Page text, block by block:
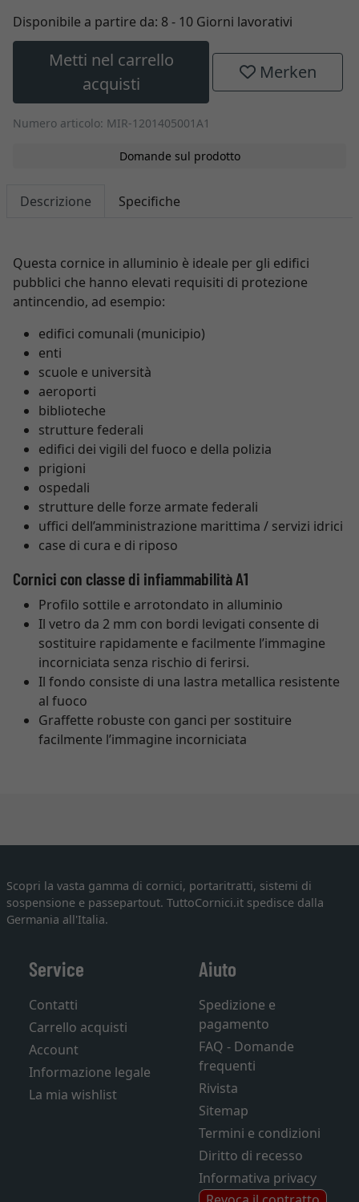
Disponibile a partire da: 8 - 10 Giorni lavorativi
Metti nel carrello
acquisti
Merken
Numero articolo: MIR-1201405001A1
Domande sul prodotto
Descrizione Specifiche
Questa cornice in alluminio è ideale per gli edifici
pubblici che hanno elevati requisiti di protezione
antincendio, ad esempio:
edifici comunali (municipio)
enti
scuole e università
aeroporti
biblioteche
strutture federali
edifici dei vigili del fuoco e della polizia
prigioni
ospedali
strutture delle forze armate federali
uffici dell’amministrazione marittima / servizi idrici
case di cura e di riposo
Cornici con classe di infiammabilità A1
Profilo sottile e arrotondato in alluminio
Il vetro da 2 mm con bordi levigati consente di
sostituire rapidamente e facilmente l’immagine
incorniciata senza rischio di ferirsi.
Il fondo consiste di una lastra metallica resistente
al fuoco
Graffette robuste con ganci per sostituire
facilmente l’immagine incorniciata
Scopri la vasta gamma di cornici, portaritratti, sistemi di
sospensione e passepartout. TuttoCornici.it spedisce dalla
Germania all'Italia.
Service
Contatti
Carrello acquisti
Account
Informazione legale
La mia wishlist
Aiuto
Spedizione e
pagamento
FAQ - Domande
frequenti
Rivista
Sitemap
Termini e condizioni
Diritto di recesso
Informativa privacy